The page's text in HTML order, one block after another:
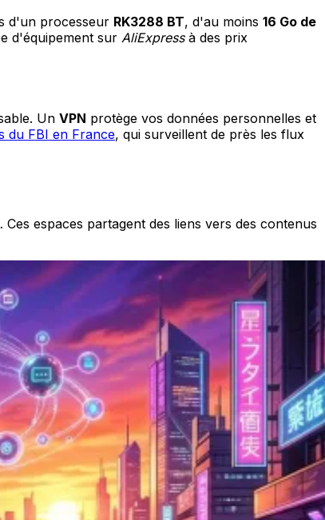
d'un processeur RK3288 BT, d'au moins 16 Go de
d'équipement sur AliExpressà des prix
Un VPN protège vos données personnelles et
du FBI en France, qui surveillent de près les flux
espaces partagent des liens vers des contenus